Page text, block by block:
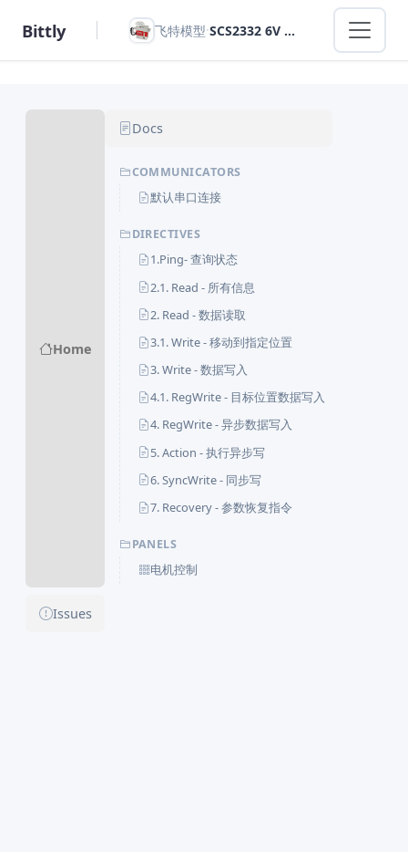
Bittly 飞特模型· SCS2332 6V 4.5公斤串行总线舵机
Home
Docs
COMMUNICATORS
默认串口连接
DIRECTIVES
1.Ping- 查询状态
2.1. Read - 所有信息
2. Read - 数据读取
3.1. Write - 移动到指定位置
3. Write - 数据写入
4.1. RegWrite - 目标位置数据写入
4. RegWrite - 异步数据写入
5. Action - 执行异步写
6. SyncWrite - 同步写
7. Recovery - 参数恢复指令
PANELS
电机控制
Issues